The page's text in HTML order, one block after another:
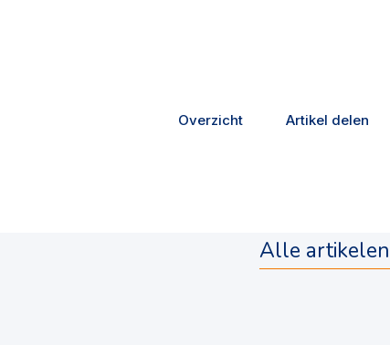
Overzicht Artikel delen
Alle artikelen